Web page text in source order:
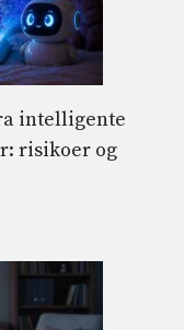
intelligente
risikoer og